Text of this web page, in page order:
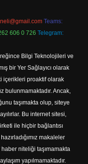
Teams:
606 0 726 Telegram:
Bilgi Teknolojileri ve
bir Yer Sağlayıcı olarak
içerikleri proaktif olarak
bulunmamaktadır. Ancak,
taşımakta olup, siteye
Bu internet sitesi,
ile hiçbir bağlantısı
makaleler
niteliği taşımamakta
yapılmamaktadır.